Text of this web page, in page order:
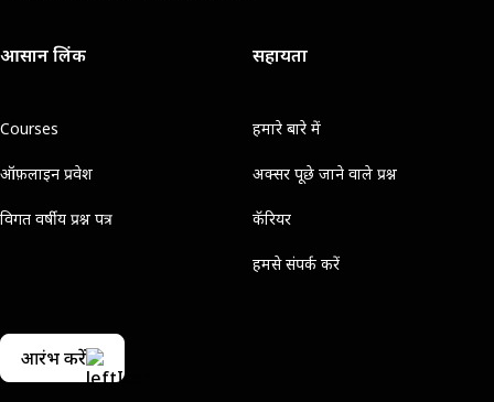
आसान लिंक
Courses
ऑफ़लाइन प्रवेश
विगत वर्षीय प्रश्न पत्र
सहायता
हमारे बारे में
अक्सर पूछे जाने वाले प्रश्न
कॅरियर
हमसे संपर्क करें
आरंभ करें